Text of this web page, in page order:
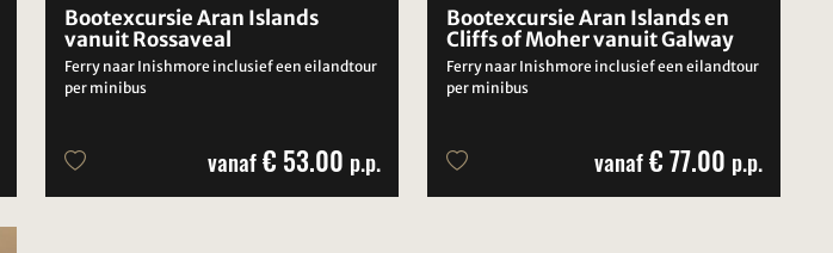
Bootexcursie Aran Islands
vanuit Rossaveal
Ferry naar Inishmore inclusief een eilandtour
per minibus
vanaf€ 53.00 p.p.
Bootexcursie Aran Islands en
Cliffs of Moher vanuit Galway
Ferry naar Inishmore inclusief een eilandtour
per minibus
vanaf€ 77.00 p.p.